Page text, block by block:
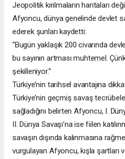
Jeopolitik kırılmaların haritaları
Afyoncu, dünya genelinde devlet
ederek şunları kaydetti:
“Bugün yaklaşık 200 civarında
bu sayının artması muhtemel.
şekilleniyor.”
Türkiye’nin tarihsel avantajına
Türkiye’nin geçmiş savaş
sağladığını belirten Afyoncu, I.
II. Dünya Savaşı’na ise fiilen
savaşın dışında kalınmasına
vurgulayan Afyoncu, kışla şartları